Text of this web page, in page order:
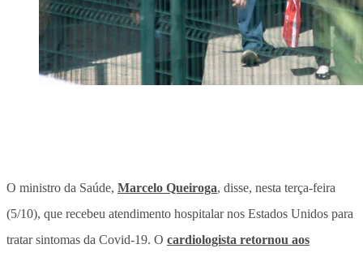
O ministro da Saúde, Marcelo Queiroga, disse, nesta terça-feira
(5/10), que recebeu atendimento hospitalar nos Estados Unidos para
tratar sintomas da Covid-19. O cardiologista retornou aos